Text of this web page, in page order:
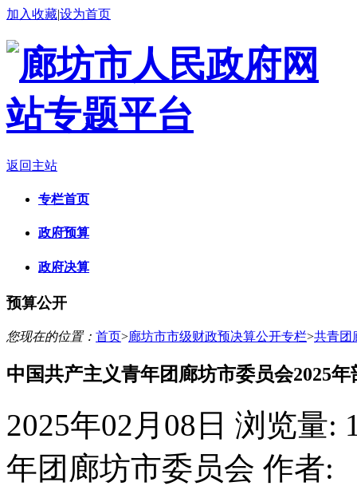
加入收藏|设为首页
返回主站
专栏首页
政府预算
政府决算
预算公开
您现在的位置： 首页>廊坊市市级财政预决算公开专栏>共青团
中国共产主义青年团廊坊市委员会2025
2025年02月08日 浏览量:
年团廊坊市委员会 作者: